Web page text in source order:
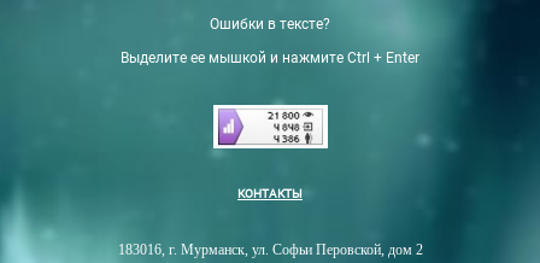
Ошибки в тексте?
Выделите ее мышкой и нажмите Ctrl + Enter
КОНТАКТЫ
183016, г. Мурманск, ул. Софьи Перовской, дом 2